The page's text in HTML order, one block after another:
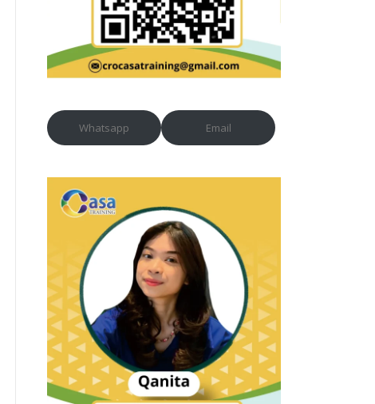
Whatsapp Email